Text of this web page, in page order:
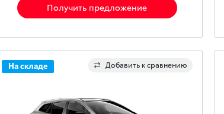
Получить предложение
Добавить к сравнению
На складе